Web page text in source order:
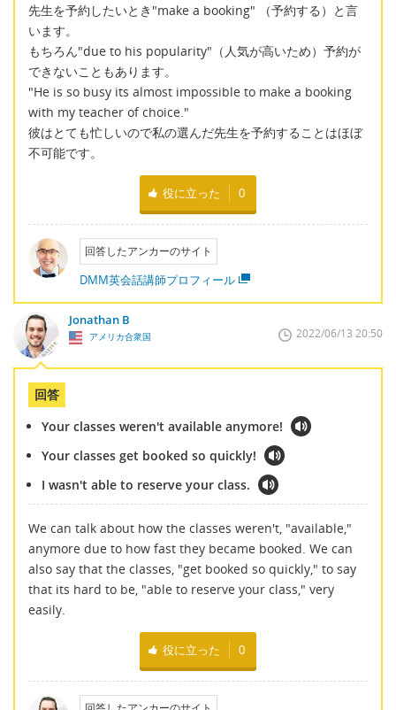
先生を予約したいとき"make a booking" （予約する）と言
います。
もちろん"due to his popularity"（人気が高いため）予約が
できないこともあります。
"He is so busy its almost impossible to make a booking
with my teacher of choice."
彼はとても忙しいので私の選んだ先生を予約することはほぼ
不可能です。
役に立った 0
回答したアンカーのサイト
DMM英会話講師プロフィール
Jonathan B
アメリカ合衆国 2022/06/13 20:50
回答
Your classes weren't available anymore!
Your classes get booked so quickly!
I wasn't able to reserve your class.
We can talk about how the classes weren't, "available,"
anymore due to how fast they became booked. We can
also say that the classes, "get booked so quickly," to say
that its hard to be, "able to reserve your class," very
easily.
役に立った 0